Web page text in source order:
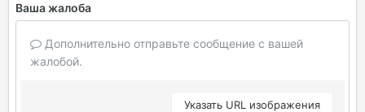
Ваша жалоба
Дополнительно отправьте сообщение с вашей
жалобой.
Указать URL изображения